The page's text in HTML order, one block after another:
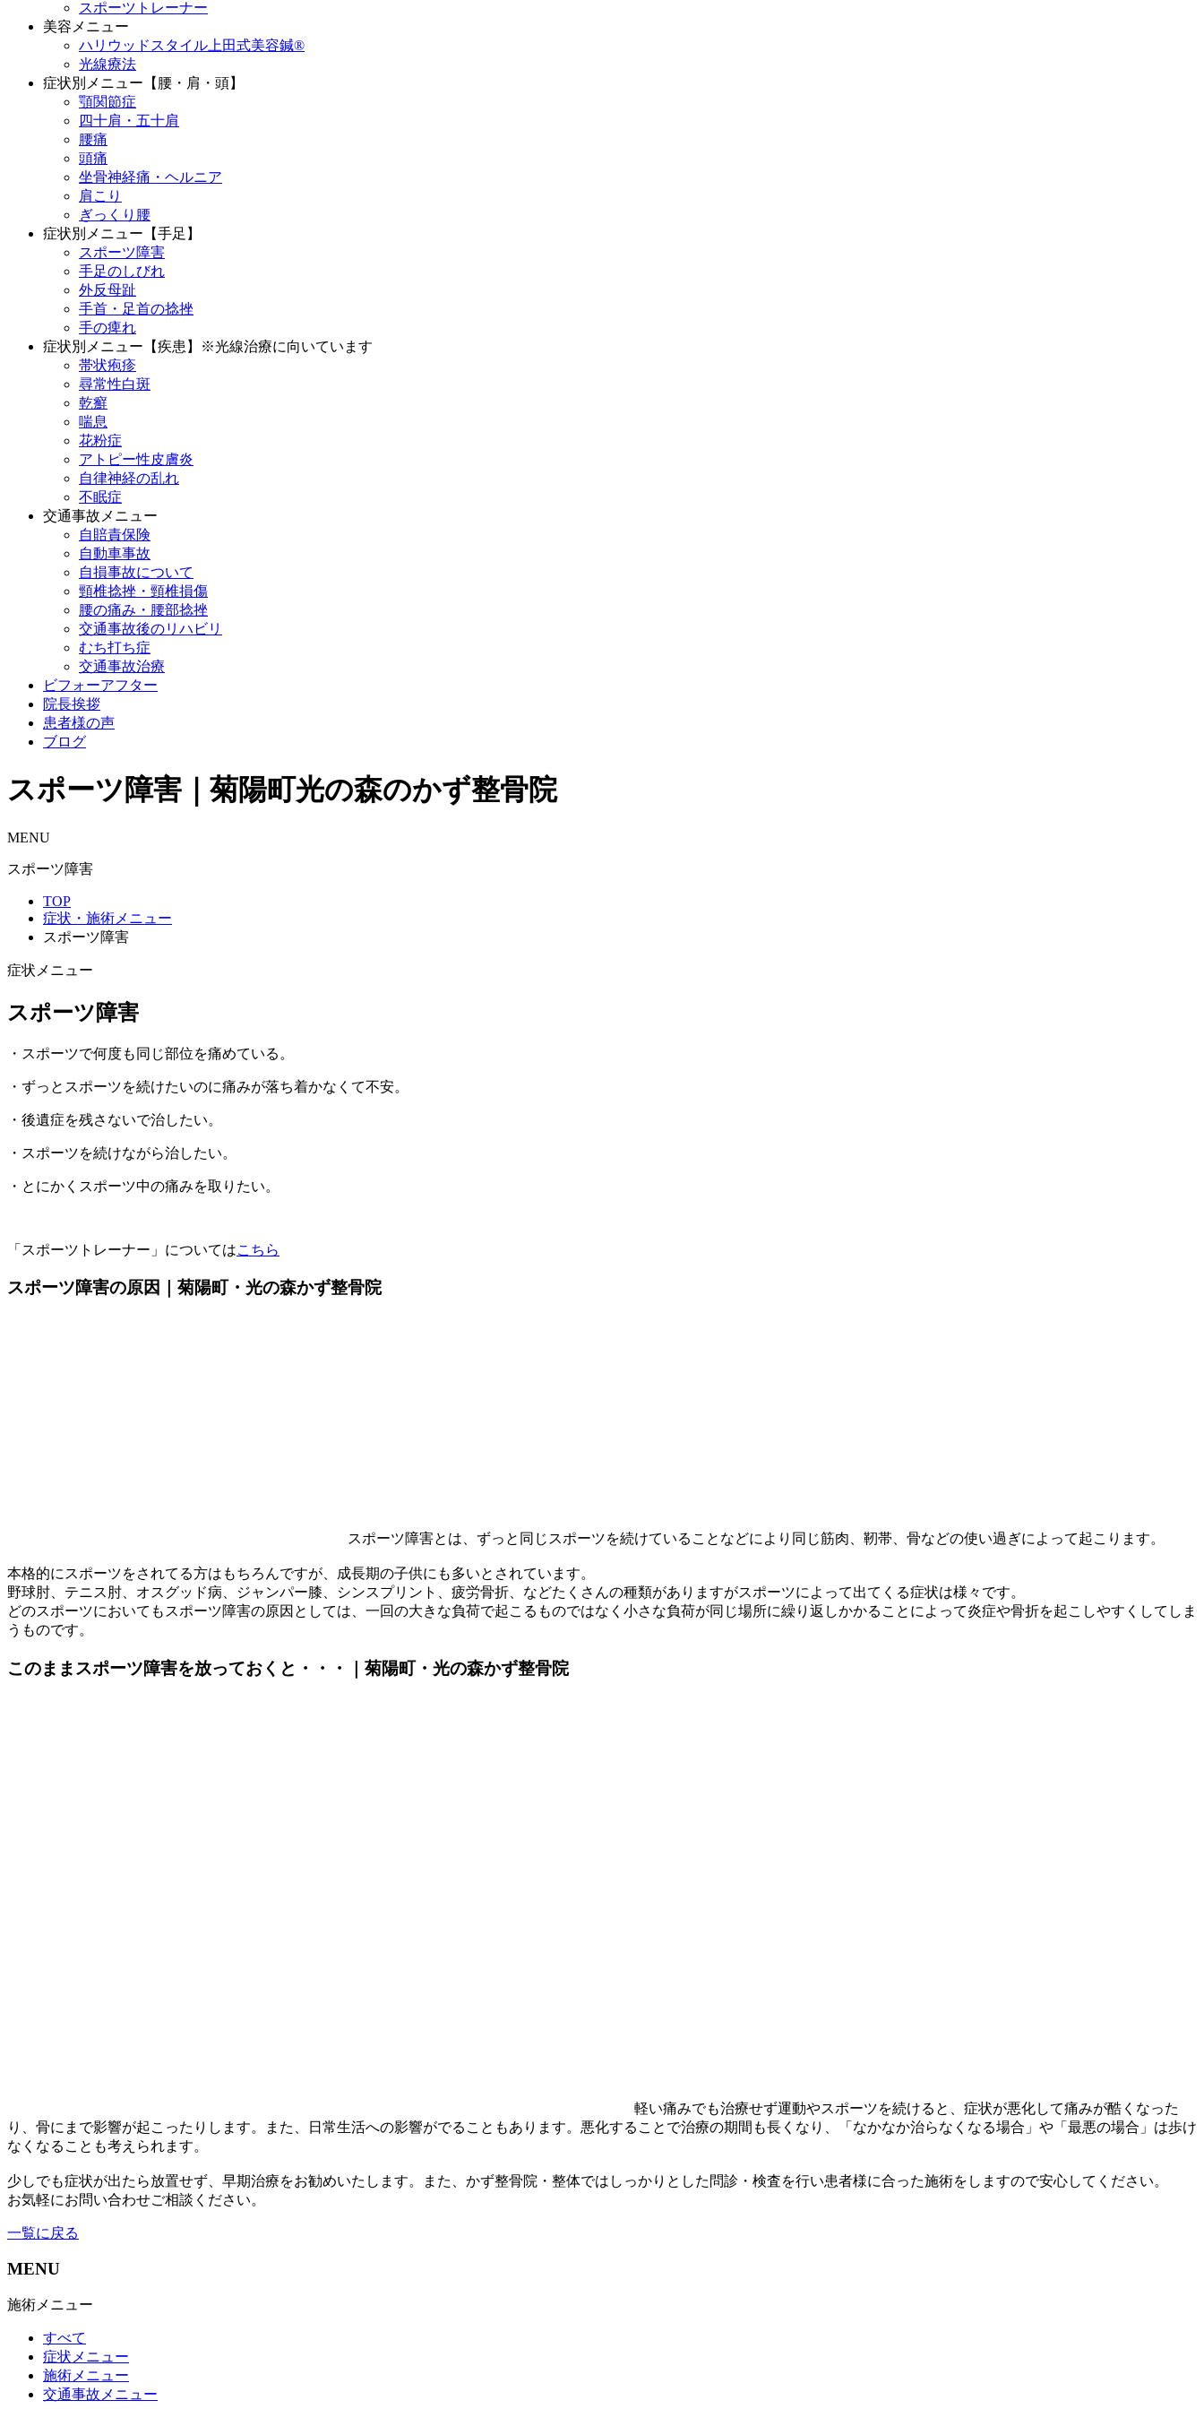
スポーツトレーナー
美容メニュー
ハリウッドスタイル上田式美容鍼®️
光線療法
症状別メニュー【腰・肩・頭】
顎関節症
四十肩・五十肩
腰痛
頭痛
坐骨神経痛・ヘルニア
肩こり
ぎっくり腰
症状別メニュー【手足】
スポーツ障害
手足のしびれ
外反母趾
手首・足首の捻挫
手の痺れ
症状別メニュー【疾患】※光線治療に向いています
帯状疱疹
尋常性白斑
乾癬
喘息
花粉症
アトピー性皮膚炎
自律神経の乱れ
不眠症
交通事故メニュー
自賠責保険
自動車事故
自損事故について
頸椎捻挫・頸椎損傷
腰の痛み・腰部捻挫
交通事故後のリハビリ
むち打ち症
交通事故治療
ビフォーアフター
院長挨拶
患者様の声
ブログ
スポーツ障害｜菊陽町光の森のかず整骨院
MENU
スポーツ障害
TOP
症状・施術メニュー
スポーツ障害
症状メニュー
スポーツ障害
・スポーツで何度も同じ部位を痛めている。
・ずっとスポーツを続けたいのに痛みが落ち着かなくて不安。
・後遺症を残さないで治したい。
・スポーツを続けながら治したい。
・とにかくスポーツ中の痛みを取りたい。
「スポーツトレーナー」についてはこちら
スポーツ障害の原因｜菊陽町・光の森かず整骨院
スポーツ障害とは、ずっと同じスポーツを続けていることなどにより同じ筋肉、靭帯、骨などの使い過ぎによって起こります。
本格的にスポーツをされてる方はもちろんですが、成長期の子供にも多いとされています。
野球肘、テニス肘、オスグッド病、ジャンパー膝、シンスプリント、疲労骨折、などたくさんの種類がありますがスポーツによって出てくる症状は様々です。
どのスポーツにおいてもスポーツ障害の原因としては、一回の大きな負荷で起こるものではなく小さな負荷が同じ場所に繰り返しかかることによって炎症や骨折を起こしやすくしてしま
うものです。
このままスポーツ障害を放っておくと・・・｜菊陽町・光の森かず整骨院
軽い痛みでも治療せず運動やスポーツを続けると、症状が悪化して痛みが酷くなった
り、骨にまで影響が起こったりします。また、日常生活への影響がでることもあります。悪化することで治療の期間も長くなり、「なかなか治らなくなる場合」や「最悪の場合」は歩け
なくなることも考えられます。
少しでも症状が出たら放置せず、早期治療をお勧めいたします。また、かず整骨院・整体ではしっかりとした問診・検査を行い患者様に合った施術をしますので安心してください。
お気軽にお問い合わせご相談ください。
一覧に戻る
MENU
施術メニュー
すべて
症状メニュー
施術メニュー
交通事故メニュー